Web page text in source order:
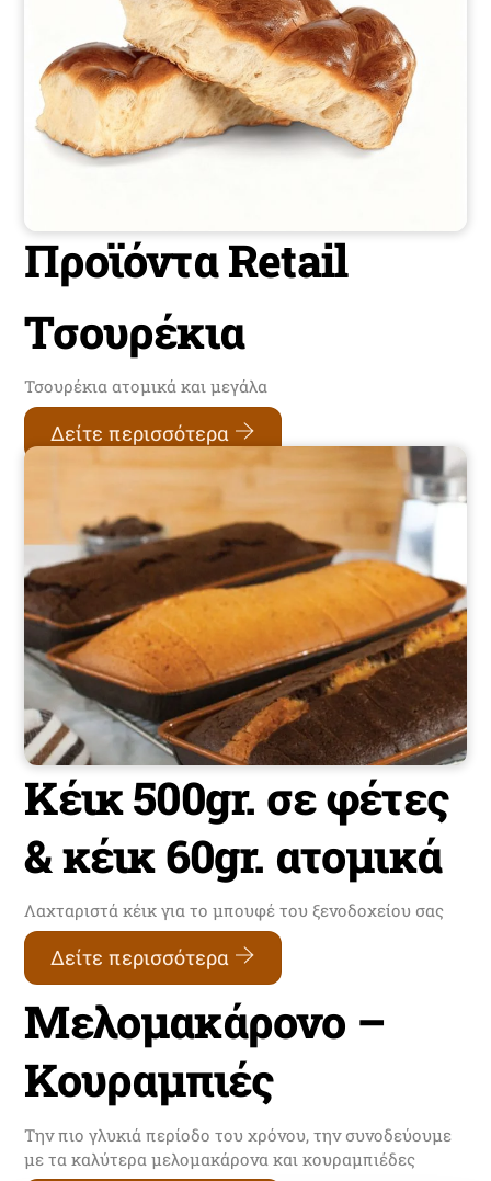
Προϊόντα Retail
Τσουρέκια
Τσουρέκια ατομικά και μεγάλα
Δείτε περισσότερα
Κέικ 500gr. σε φέτες
& κέικ 60gr. ατομικά
Λαχταριστά κέικ για το μπουφέ του ξενοδοχείου σας
Δείτε περισσότερα
Μελομακάρονο –
Κουραμπιές
Την πιο γλυκιά περίοδο του χρόνου, την συνοδεύουμε
με τα καλύτερα μελομακάρονα και κουραμπιέδες